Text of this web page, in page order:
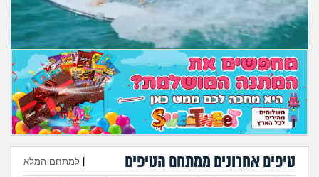
מה שעובר עליי
שומרים על הגוף
פיננסי וכלכלה
בין הסדינים
חיות מחמד טיפים אחרונים ממתחם הטיפים למתחם המלא